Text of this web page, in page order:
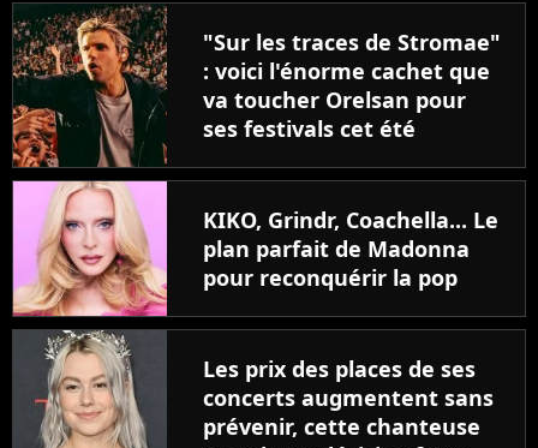
"Sur les traces de Stromae"
: voici l'énorme cachet que
va toucher Orelsan pour
ses festivals cet été
KIKO, Grindr, Coachella... Le
plan parfait de Madonna
pour reconquérir la pop
Les prix des places de ses
concerts augmentent sans
prévenir, cette chanteuse